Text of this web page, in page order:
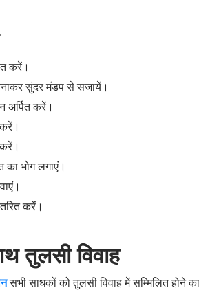
करें।
सुंदर मंडप से सजायें।
अर्पित करें।
का भोग लगाएं।
करें।
तुलसी विवाह
सभी साधकों को तुलसी विवाह में सम्मिलित